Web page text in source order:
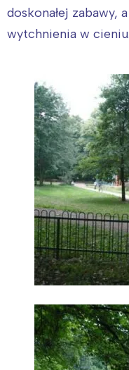
doskonałej zabawy,
wytchnienia w cieniu.